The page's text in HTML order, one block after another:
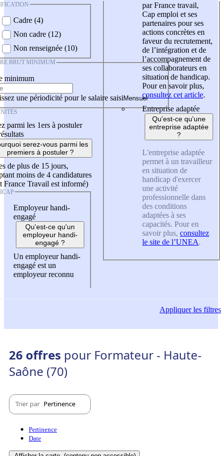
Cadre (4)
Non cadre (12)
Non renseignée (10)
BRUT MINIMUM
minimum
une périodicité pour le salaire saisi
parmi les 1ers à postuler
serez-vous parmi les
premiers à postuler ?
de plus de 15 jours,
moins de 4 candidatures
France Travail est informé)
Employeur handi-
engagé
Qu'est-ce qu'un
employeur handi-
engagé ?
Un employeur handi-
engagé est un
employeur reconnu
par France travail,
Cap emploi et ses
partenaires pour ses
actions concrètes en
faveur du recrutement,
de l’intégration et de
l’accompagnement de
ses collaborateurs en
situation de handicap.
Pour en savoir plus,
consultez cet article.
Entreprise adaptée
Qu'est-ce qu'une
entreprise adaptée
?
L'entreprise adaptée
permet à un travailleur
en situation de
handicap d'exercer
une activité
professionnelle dans
des conditions
adaptées à ses
capacités. Pour en
savoir plus, consultez
le site de l’UNEA.
Appliquerles filtres
26 offres pour Formateur - Haute-
Saône (70)
Trier par Pertinence
Pertinence
Date